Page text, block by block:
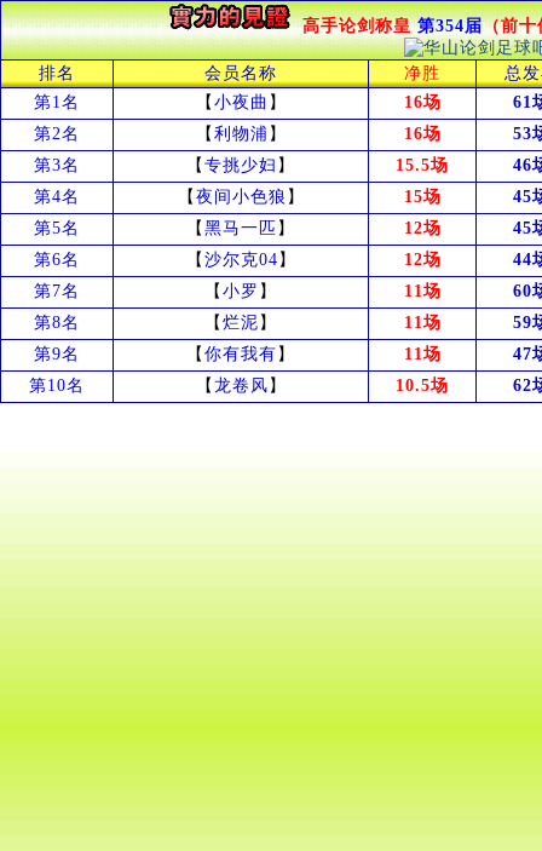
高手论剑称皇第354届（前十
排名 会员名称 净胜
总
第1名
【 小夜曲 】 16场
61
第2名
【 利物浦 】 16场
53
第3名
【 专挑少妇 】 15.5场
46
第4名
【 夜间小色狼 】 15场
45
第5名
【 黑马一匹 】 12场
45
第6名
【 沙尔克04 】 12场
44
第7名
【 小罗 】 11场
60
第8名
【 烂泥 】 11场
59
第9名
【 你有我有 】 11场
47
第10名
【 龙卷风 】 10.5场 62